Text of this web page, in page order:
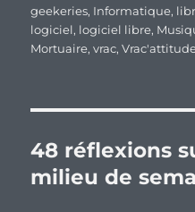
geekeries, Informatique,
logiciel, logiciel libre,
Mortuaire,vrac,
48 réflexions
milieu de